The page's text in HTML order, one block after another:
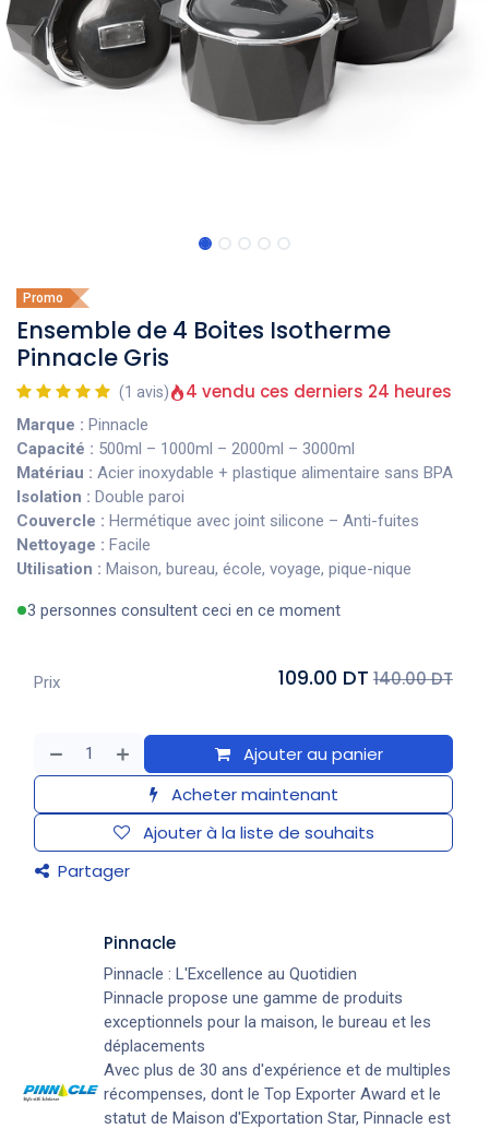
Promo
Ensemble de 4 Boites Isotherme
Pinnacle Gris
(1 avis) 4 vendu ces derniers 24 heures
Marque : Pinnacle
Capacité : 500ml – 1000ml – 2000ml – 3000ml
Matériau : Acier inoxydable + plastique alimentaire sans BPA
Isolation : Double paroi
Couvercle : Hermétique avec joint silicone – Anti-fuites
Nettoyage : Facile
Utilisation : Maison, bureau, école, voyage, pique-nique
3 personnes consultent ceci en ce moment
Ajouter au panier
Acheter maintenant
Ajouter à la liste de souhaits
Partager
Prix 109.00 DT 140.00 DT
Pinnacle
Pinnacle : L'Excellence au Quotidien
Pinnacle propose une gamme de produits
exceptionnels pour la maison, le bureau et les
déplacements
Avec plus de 30 ans d'expérience et de multiples
récompenses, dont le Top Exporter Award et le
statut de Maison d'Exportation Star, Pinnacle est